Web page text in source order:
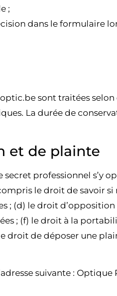
;
dans le formulaire
sont traitées
La durée de
et de plainte
professionnel s’y
le droit de savoir
; (d) le droit
; (f) le droit à la
droit de déposer une
suivante : Optique